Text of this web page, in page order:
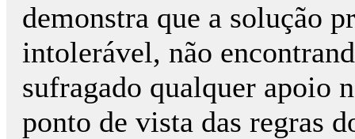
demonstra que a solução
intolerável, não
sufragado qualquer apoio
ponto de vista das regras